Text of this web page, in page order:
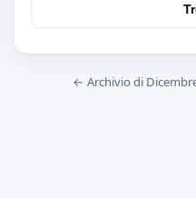
← Archivio di